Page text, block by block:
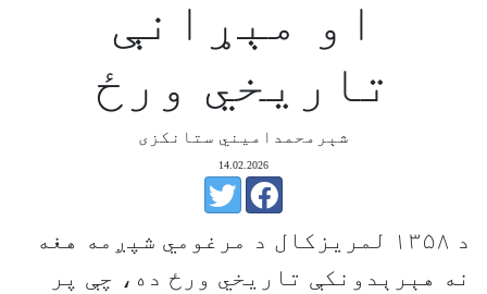
او مېړانې
تاریخي ورځ
شېرمحمدامیني ستانکزی
14.02.2026
د ۱۳۵۸ لمریزکال د مرغومي شپږمه هغه
نه هېرېدونکې تاریخي ورځ ده، چې پر